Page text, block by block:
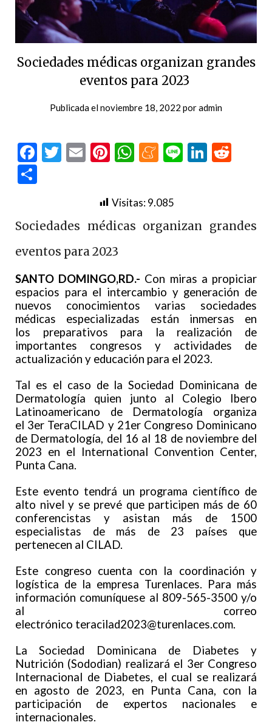
Sociedades médicas organizan grandes
eventos para 2023
Publicada elnoviembre 18, 2022 poradmin
Facebook
Twitter
EmailPinterest
WhatsApp
Meneame
Line
Visitas:9.085
Sociedades médicas organizan grandes
eventos para 2023
SANTO DOMINGO,RD.- Con miras a propiciar
espacios para el intercambio y generación de
nuevos conocimientos varias sociedades
médicas especializadas están inmersas en
los preparativos para la realización de
importantes congresos y actividades de
actualización y educación para el 2023.
Tal es el caso de la Sociedad Dominicana de
Dermatología quien junto al Colegio Ibero
Latinoamericano de Dermatología organiza
el 3er TeraCILAD y 21er Congreso Dominicano
de Dermatología, del 16 al 18 de noviembre del
2023 en el International Convention Center,
Punta Cana.
Este evento tendrá un programa científico de
alto nivel y se prevé que participen más de 60
conferencistas y asistan más de 1500
especialistas de más de 23 países que
pertenecen al CILAD.
Este congreso cuenta con la coordinación y
logística de la empresa Turenlaces. Para más
información comuníquese al 809-565-3500 y/o
al correo
electrónico teracilad2023@turenlaces.com.
La Sociedad Dominicana de Diabetes y
Nutrición (Sododian) realizará el 3er Congreso
Internacional de Diabetes, el cual se realizará
en agosto de 2023, en Punta Cana, con la
participación de expertos nacionales e
internacionales.